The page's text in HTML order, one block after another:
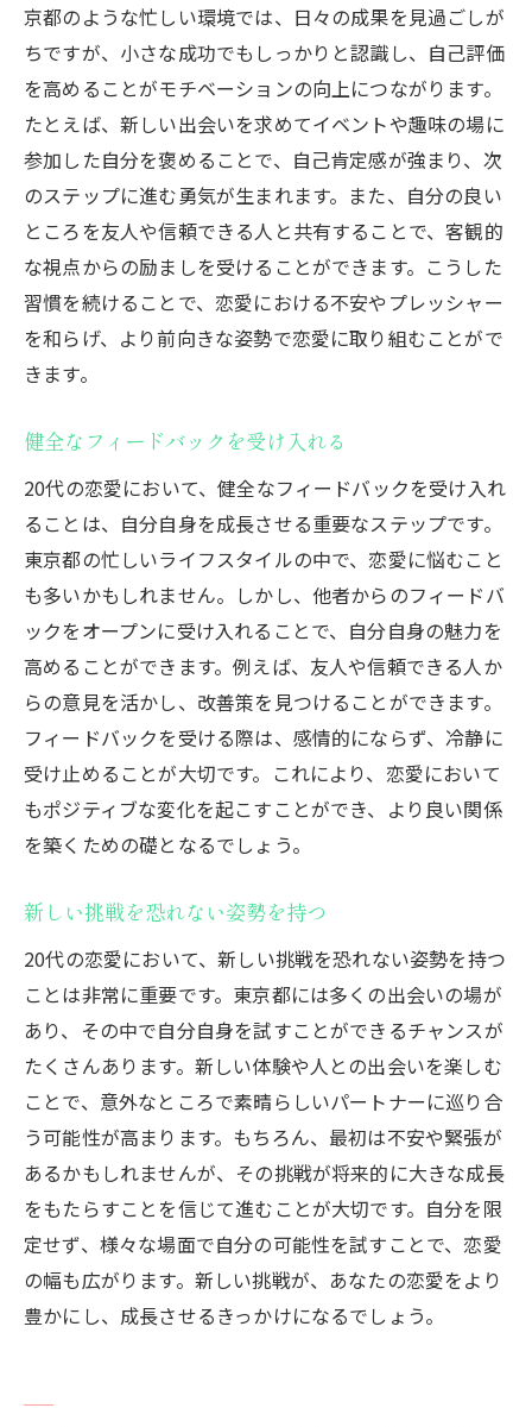
京都のような忙しい環境では、日々の成果を見過ごしが
ちですが、小さな成功でもしっかりと認識し、自己評価
を高めることがモチベーションの向上につながります。
たとえば、新しい出会いを求めてイベントや趣味の場に
参加した自分を褒めることで、自己肯定感が強まり、次
のステップに進む勇気が生まれます。また、自分の良い
ところを友人や信頼できる人と共有することで、客観的
な視点からの励ましを受けることができます。こうした
習慣を続けることで、恋愛における不安やプレッシャー
を和らげ、より前向きな姿勢で恋愛に取り組むことがで
きます。
健全なフィードバックを受け入れる
20代の恋愛において、健全なフィードバックを受け入れ
ることは、自分自身を成長させる重要なステップです。
東京都の忙しいライフスタイルの中で、恋愛に悩むこと
も多いかもしれません。しかし、他者からのフィードバ
ックをオープンに受け入れることで、自分自身の魅力を
高めることができます。例えば、友人や信頼できる人か
らの意見を活かし、改善策を見つけることができます。
フィードバックを受ける際は、感情的にならず、冷静に
受け止めることが大切です。これにより、恋愛において
もポジティブな変化を起こすことができ、より良い関係
を築くための礎となるでしょう。
新しい挑戦を恐れない姿勢を持つ
20代の恋愛において、新しい挑戦を恐れない姿勢を持つ
ことは非常に重要です。東京都には多くの出会いの場が
あり、その中で自分自身を試すことができるチャンスが
たくさんあります。新しい体験や人との出会いを楽しむ
ことで、意外なところで素晴らしいパートナーに巡り合
う可能性が高まります。もちろん、最初は不安や緊張が
あるかもしれませんが、その挑戦が将来的に大きな成長
をもたらすことを信じて進むことが大切です。自分を限
定せず、様々な場面で自分の可能性を試すことで、恋愛
の幅も広がります。新しい挑戦が、あなたの恋愛をより
豊かにし、成長させるきっかけになるでしょう。